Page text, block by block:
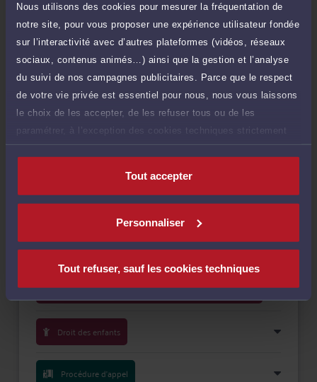
Nous utilisons des cookies pour mesurer la fréquentation de
notre site, pour vous proposer une expérience utilisateur fondée
sur l’interactivité avec d’autres plateformes (vidéos, réseaux
sociaux, contenus animés…) ainsi que la gestion et l’analyse
du suivi de nos campagnes publicitaires. Parce que le respect
de votre vie privée est essentiel pour nous, nous vous laissons
le choix de les accepter, de les refuser tous ou de les
paramétrer, à l’exception des cookies techniques strictement
nécessaires au fonctionnement du site.
Tout accepter
Personnaliser
Tout refuser, sauf les cookies techniques
Consultation écrite
Etude de votre dossier + possibilité
d'ajout d'une pièce jointe
240 €
TTC
Consulter par écrit
Payer des honoraires ou une facture
Vous souhaitez payer une facture ou des
Compétences
Droit de la famille, des personnes et de leur patrimoine
Droit des enfants
Procédure d'appel